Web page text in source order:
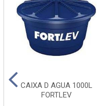
CAIXA D AGUA 1000L
FORTLEV